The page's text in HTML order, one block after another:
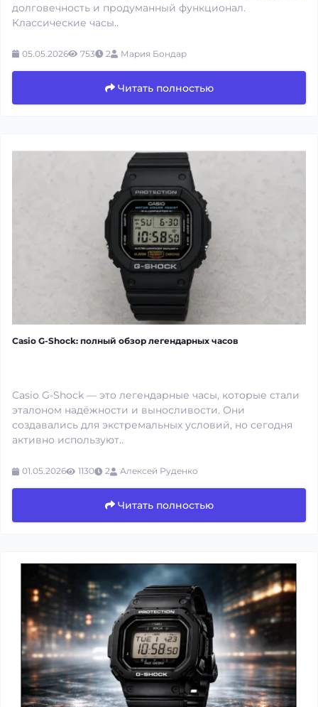
долговечность и продуманный функционал.
Классические часы..
05.05.2026 753 2 Мария Бондар
Читать полностью
Casio G-Shock: полный обзор легендарных часов
Casio G-Shock — это легендарные часы, которые стали
эталоном надёжности и выносливости. Они
создавались для экстремальных условий, но сегодня
активно используют..
01.05.2026 1130 2 Алексей Руденко
Читать полностью